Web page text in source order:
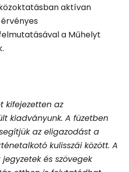
aktívan
a Műhelyt
kifejezetten az
kiadványunk. A füzetben
az eligazodást a
kulisszái között. A
és szövegek